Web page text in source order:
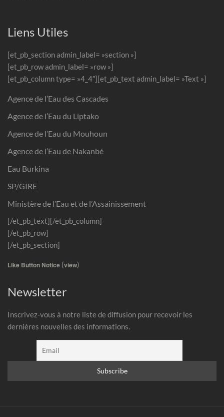
Liens Utiles
[et_pb_section admin_label= »section »]
[et_pb_row admin_label= »row »]
[et_pb_column type= »4_4″][et_pb_text admin_label= »Text »]
Agence de l’Eau des Cascades
Agence de l’Eau du Liptako
Agence de l’Eau du Mouhoun
Agence de l’Eau de Nakanbé
Eau Burkina
SP/GIRE
Ministère de l’Eau et de l’Assainissement
[/et_pb_text][/et_pb_column]
[/et_pb_row]
[/et_pb_section]
Like Button Notice (view)
Newsletter
Inscrivez-vous à notre liste de diffusion pour recevoir les
dernières nouvelles des informations.